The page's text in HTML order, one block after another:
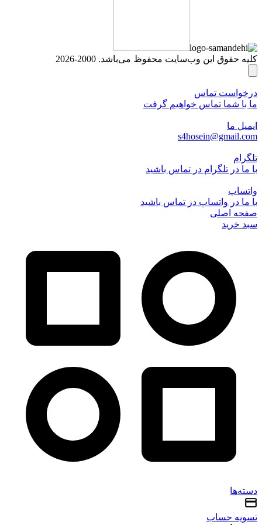
کلیه حقوق این وب‌سایت محفوظ می‌باشد. 2000-2026
درخواست تماس
ما با شما تماس خواهیم گرفت
ایمیل ما
s4hosein@gmail.com
تلگرام
با ما در تلگرام در تماس باشید
واتساپ
با ما در واتساپ در تماس باشید
صفحه اصلی
سبد خرید
دسته‌ها
تسویه حساب